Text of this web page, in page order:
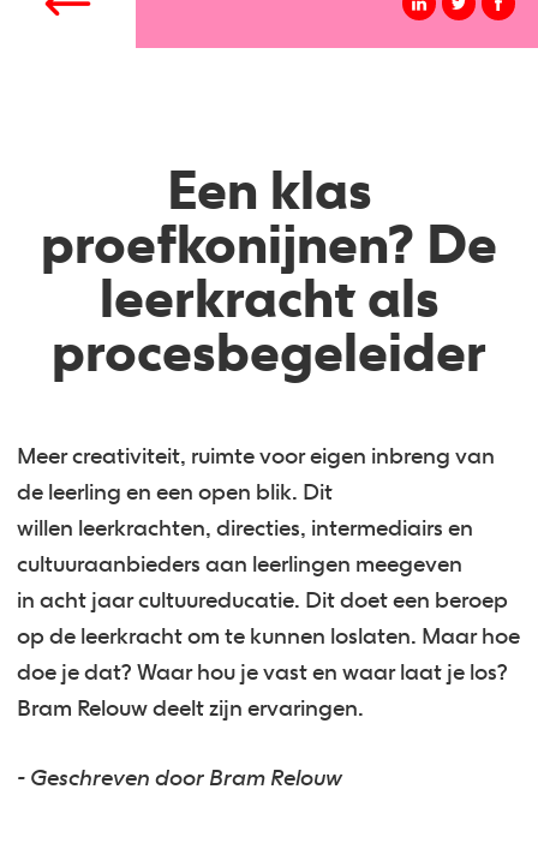
Een klas
proefkonijnen? De
leerkracht als
procesbegeleider
Meer creativiteit, ruimte voor eigen inbreng van
de leerling en een open blik. Dit
willen leerkrachten, directies, intermediairs en
cultuuraanbieders aan leerlingen meegeven
in acht jaar cultuureducatie. Dit doet een beroep
op de leerkracht om te kunnen loslaten. Maar hoe
doe je dat? Waar hou je vast en waar laat je los?
Bram Relouw deelt zijn ervaringen.
- Geschreven door Bram Relouw